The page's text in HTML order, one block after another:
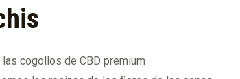
cogollos de CBD premium